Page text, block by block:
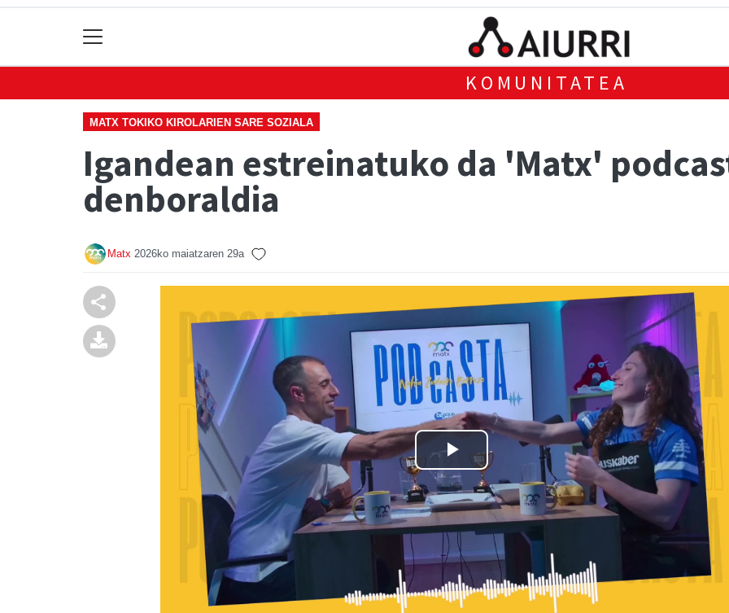
KOMUNITATEA
MATX TOKIKO KIROLARIEN SARE SOZIALA
Igandean estreinatuko da 'Matx'
denboraldia
Matx 2026ko maiatzaren 29a